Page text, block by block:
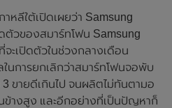
หลีใต้เปิดเผยว่า Samsung
ตัวของสมาร์ทโฟน Samsung
ะเปิดตัวในช่วงกลางเดือน
นการยกเลิกว่าสมาร์ทโฟนจอพับ
ขายดีเกินไป จนผลิตไม่ทันตามอ
ข้างสูง และอีกอย่างที่เป็นปัญหาก็